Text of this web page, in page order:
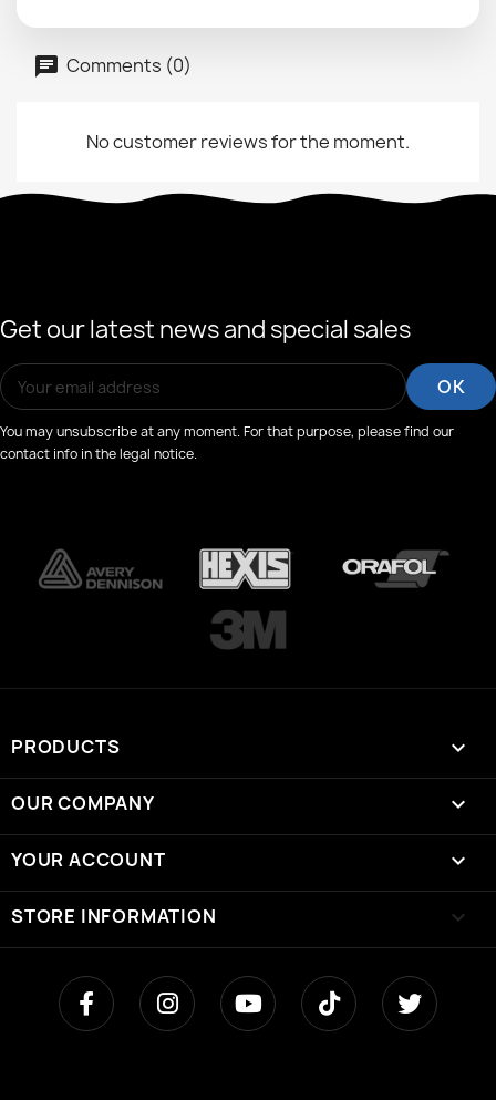
Comments (0)
No customer reviews for the moment.
Get our latest news and special sales
You may unsubscribe at any moment. For that purpose, please find our
contact info in the legal notice.
PRODUCTS 
OUR COMPANY 
YOUR ACCOUNT 
STORE INFORMATION keyboard_arrow_down